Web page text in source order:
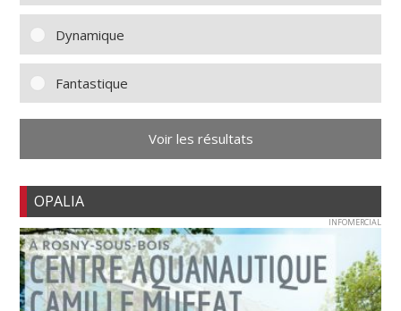
Dynamique
Fantastique
Voir les résultats
OPALIA
INFOMERCIAL